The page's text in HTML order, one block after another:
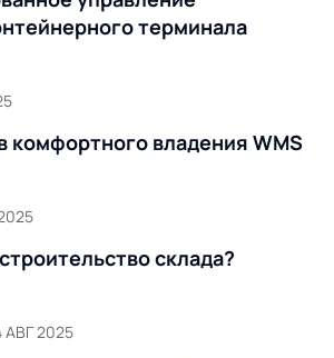
терминала
комфортного владения WMS
склада?
АВГ 2025